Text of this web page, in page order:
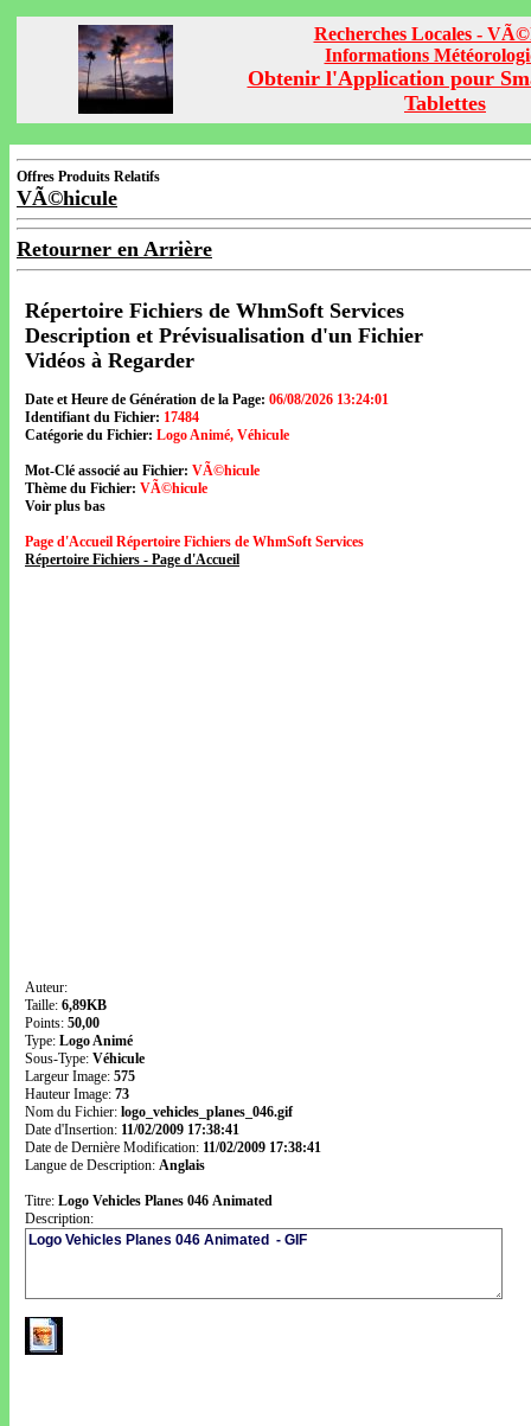
Recherches Locales -
Informations
Obtenir l'Application pour
Tablettes
Offres Produits Relatifs
VÃ©hicule
Retourner en Arrière
Répertoire Fichiers de WhmSoft Services
Description et Prévisualisation d'un Fichier
Vidéos à Regarder
Date et Heure de Génération de la Page: 06/08/2026 13:24:01
Identifiant du Fichier: 17484
Catégorie du Fichier: Logo Animé, Véhicule
Mot-Clé associé au Fichier: VÃ©hicule
Thème du Fichier: VÃ©hicule
Voir plus bas
Page d'Accueil Répertoire Fichiers de WhmSoft Services
Répertoire Fichiers - Page d'Accueil
Auteur:
Taille: 6,89KB
Points: 50,00
Type: Logo Animé
Sous-Type: Véhicule
Largeur Image: 575
Hauteur Image: 73
Nom du Fichier: logo_vehicles_planes_046.gif
Date d'Insertion: 11/02/2009 17:38:41
Date de Dernière Modification: 11/02/2009 17:38:41
Langue de Description: Anglais
Titre: Logo Vehicles Planes 046 Animated
Description: